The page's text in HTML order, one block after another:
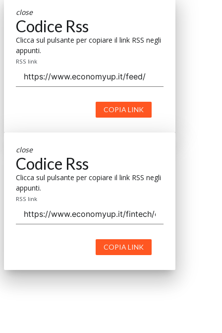
close
Codice Rss
Clicca sul pulsante per copiare il link RSS negli
appunti.
RSS link
COPIA LINK
close
Codice Rss
Clicca sul pulsante per copiare il link RSS negli
appunti.
RSS link
COPIA LINK